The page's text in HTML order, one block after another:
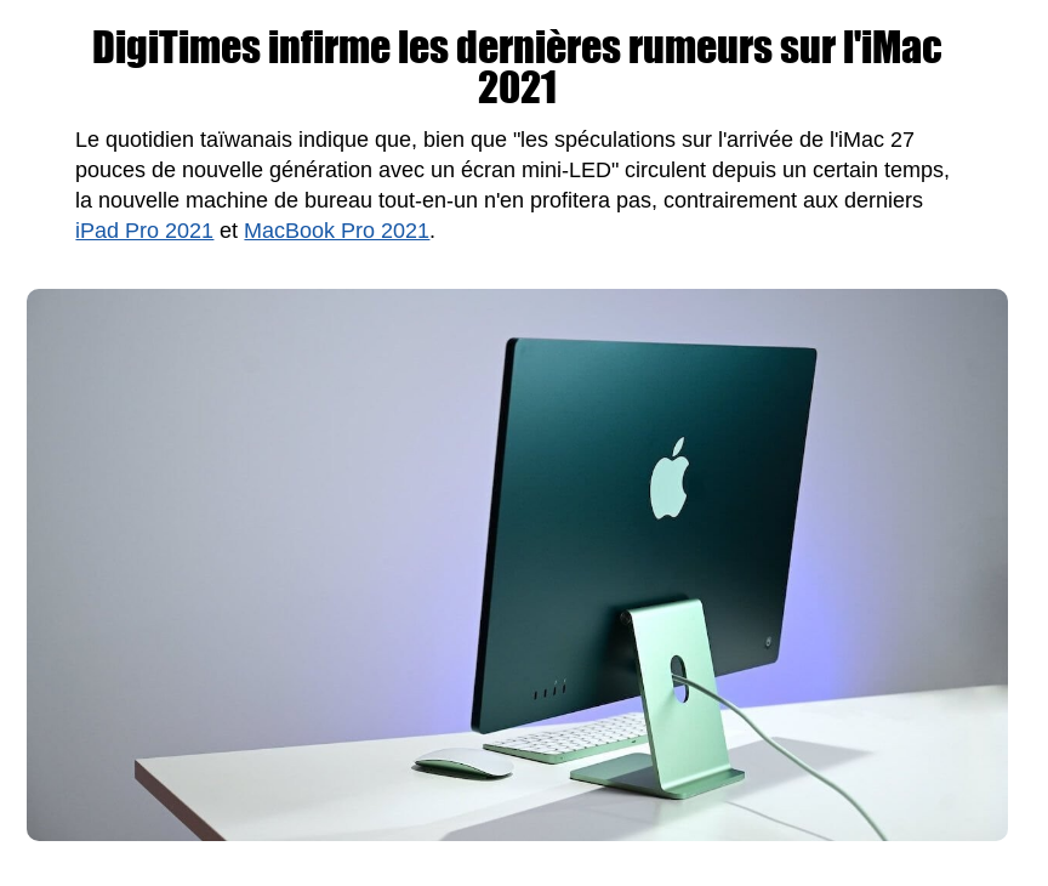
DigiTimes infirme les dernières rumeurs sur l'iMac
2021
Le quotidien taïwanais indique que, bien que "les spéculations sur l'arrivée de l'iMac 27
pouces de nouvelle génération avec un écran mini-LED" circulent depuis un certain temps,
la nouvelle machine de bureau tout-en-un n'en profitera pas, contrairement aux derniers
iPad Pro 2021 et MacBook Pro 2021.